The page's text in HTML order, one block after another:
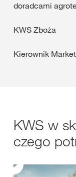
doradcami
KWS Zboża
Kierownik
KWS w
czego